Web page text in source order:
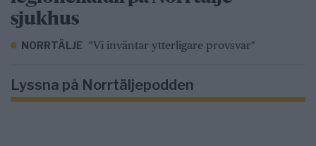
sjukhus
NORRTÄLJE "Vi inväntar ytterligare provsvar"
Lyssna på Norrtäljepodden